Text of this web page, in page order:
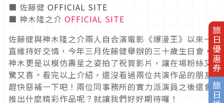
旅日優惠券
■ 佐藤健 OFFICIAL SITE
■ 神木隆之介 OFFICIAL SITE
佐藤健與神木隆之介兩人自合演電影《爆漫王》以來一
直維持好交情，今年三月佐藤健舉辦的三十歲生日會，
神木更是以模仿壽星之姿拍了祝賀影片，讓在場粉絲又
驚又喜。看完以上介紹，還沒看過兩位共演作品的朋友
趕快惡補一下吧！兩位同事務所的實力派演員之後還會
推出什麼精彩作品呢？就讓我們好好期待囉！